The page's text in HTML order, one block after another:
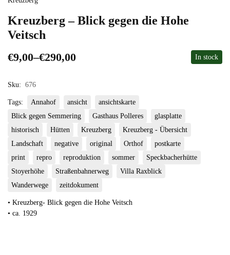
Kreuzberg – Blick gegen die Hohe
Veitsch
€9,00–€290,00 In stock
Sku: 676
Tags: Annahof ansicht
ansichtskarte
Blick gegen Semmering
Gasthaus Polleres
glasplatte
historisch
Hütten Kreuzberg
Kreuzberg - Übersicht
Landschaft
negative original Orthof
postkarte
print
repro reproduktion sommer
Speckbacherhütte
Stoyerhöhe
Straßenbahnerweg
Villa Raxblick
Wanderwege
zeitdokument
• Kreuzberg- Blick gegen die Hohe Veitsch
• ca. 1929